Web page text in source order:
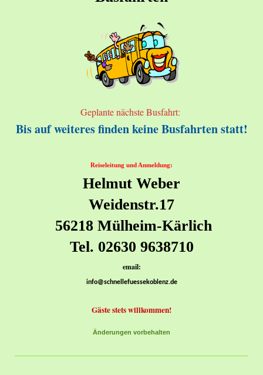
Geplante nächste Busfahrt:
Bis auf weiteres finden keine Busfahrten statt!
Reiseleitung und Anmeldung:
Helmut Weber
Weidenstr.17
56218 Mülheim-Kärlich
Tel. 02630 9638710
email:
info@schnellefuessekoblenz.de
Gäste stets willkommen!
Änderungen vorbehalten